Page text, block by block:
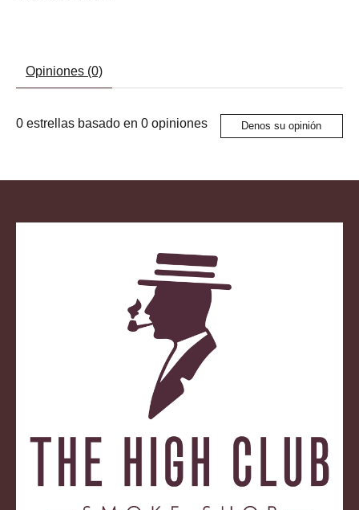
Opiniones (0)
0 estrellas basado en 0 opiniones Denos su opinión